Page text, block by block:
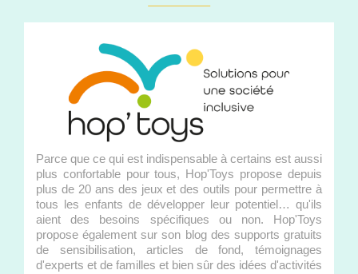
Parce que ce qui est indispensable à certains est aussi
plus confortable pour tous, Hop'Toys propose depuis
plus de 20 ans des jeux et des outils pour permettre à
tous les enfants de développer leur potentiel… qu'ils
aient des besoins spécifiques ou non. Hop'Toys
propose également sur son blog des supports gratuits
de sensibilisation, articles de fond, témoignages
d'experts et de familles et bien sûr des idées d'activités